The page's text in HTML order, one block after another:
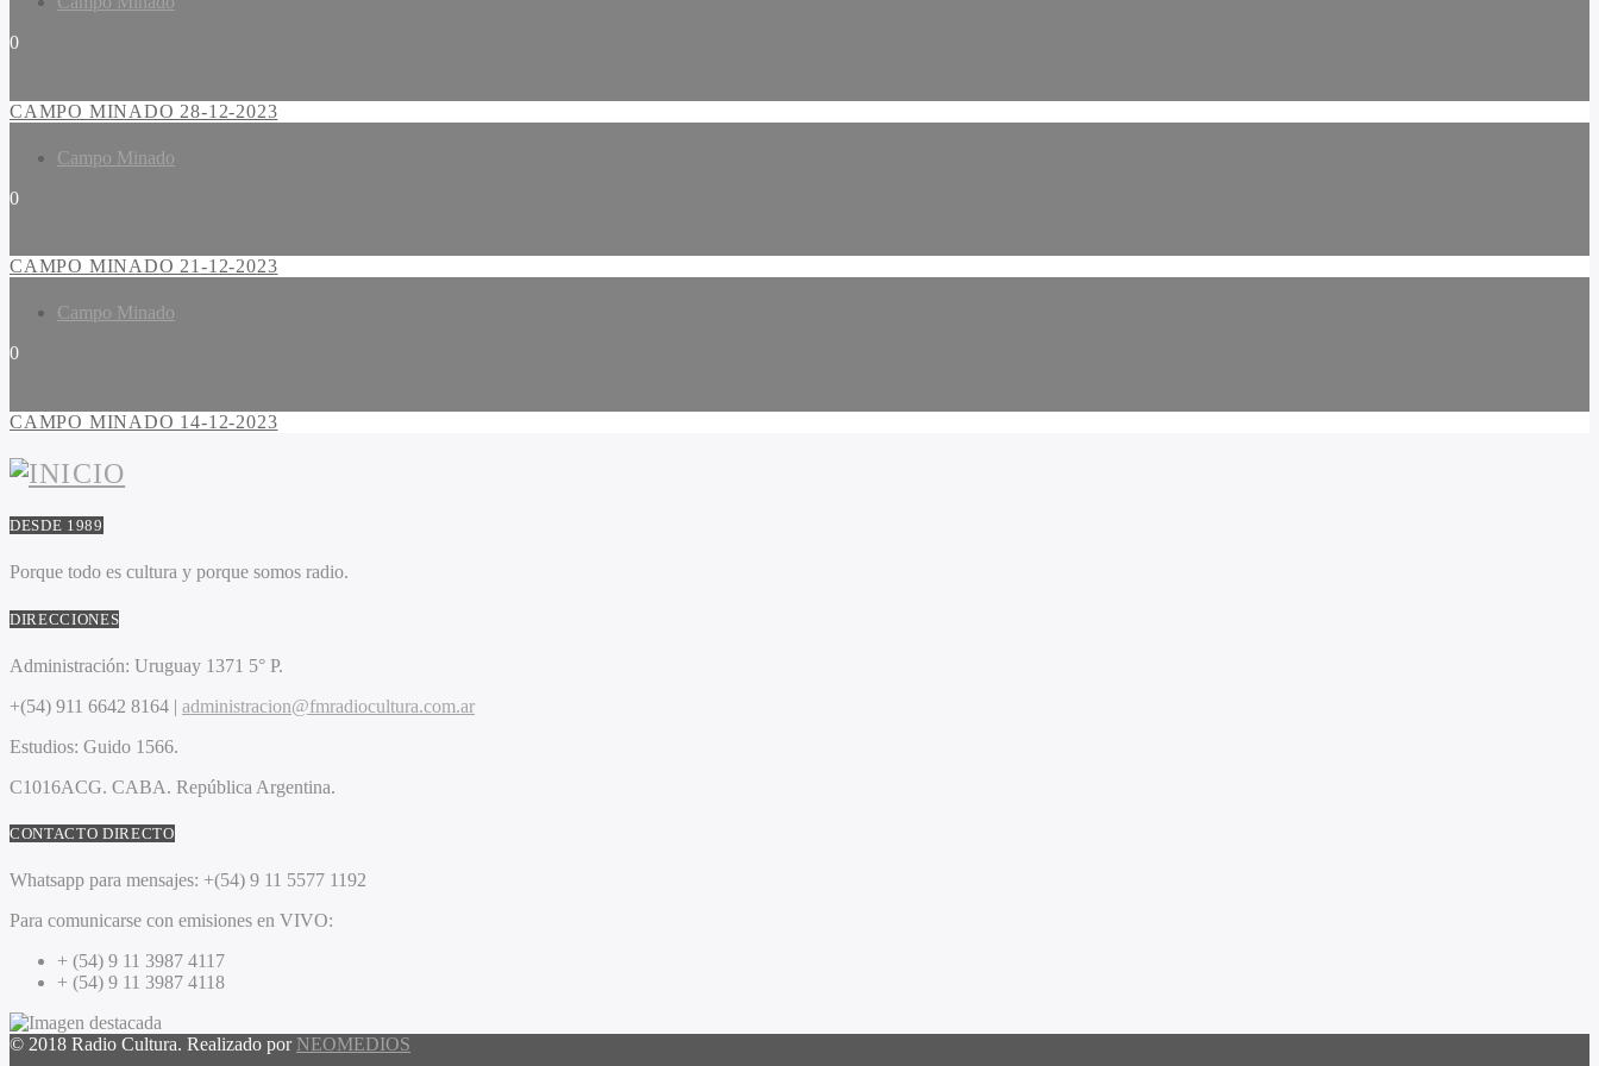
0
CAMPO MINADO 28-12-2023
Campo Minado
0
CAMPO MINADO 21-12-2023
Campo Minado
0
CAMPO MINADO 14-12-2023
DESDE 1989
Porque todo es cultura y porque somos radio.
DIRECCIONES
Administración: Uruguay 1371 5° P.
+(54) 911 6642 8164 | administracion@fmradiocultura.com.ar
Estudios: Guido 1566.
C1016ACG. CABA. República Argentina.
CONTACTO DIRECTO
Whatsapp para mensajes: +(54) 9 11 5577 1192
Para comunicarse con emisiones en VIVO:
+ (54) 9 11 3987 4117
+ (54) 9 11 3987 4118
© 2018 Radio Cultura. Realizado por NEOMEDIOS